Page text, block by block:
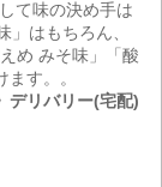
て味の決め手は
」はもちろん、
め みそ味」「酸
す。。
デリバリー(宅配)